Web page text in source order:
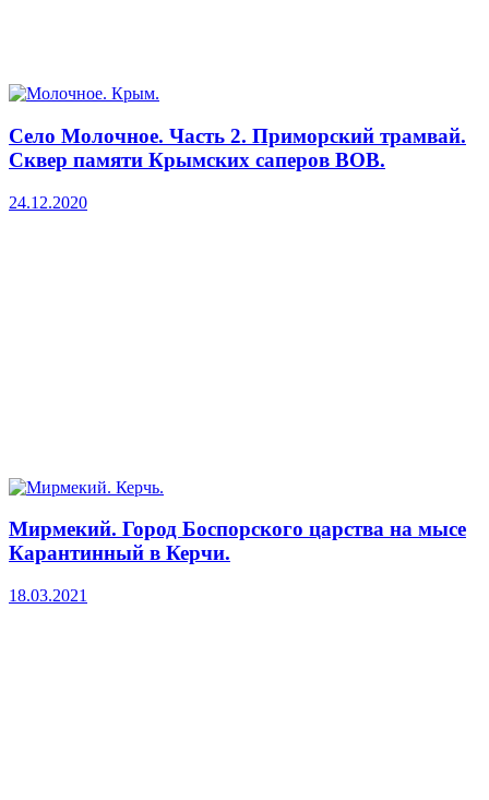
Село Молочное. Часть 2. Приморский трамвай.
Сквер памяти Крымских саперов ВОВ.
24.12.2020
Мирмекий. Город Боспорского царства на мысе
Карантинный в Керчи.
18.03.2021